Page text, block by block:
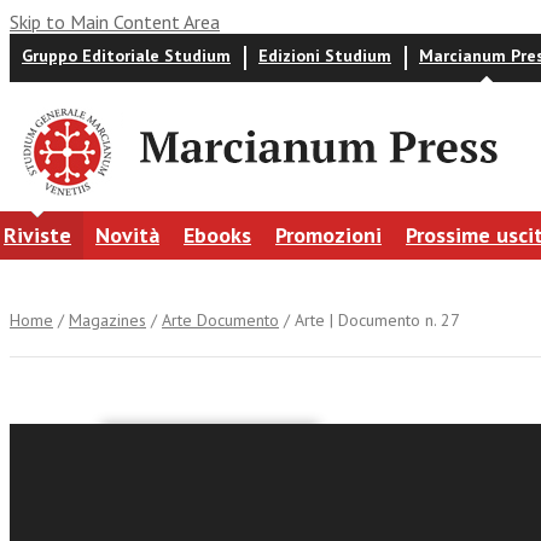
Skip to Main Content Area
Gruppo Editoriale Studium Edizioni Studium Marcianum
Riviste Novità Ebooks Promozioni Prossime
Home / Magazines /Arte Documento / Arte | Documento n. 27